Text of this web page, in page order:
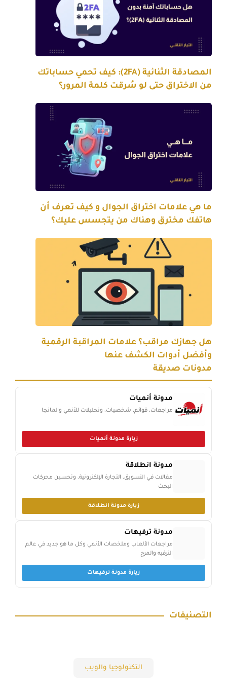
المصادقة الثنائية (2FA): كيف تحمي حساباتك
من الاختراق حتى لو سُرقت كلمة المرور؟
ما هي علامات اختراق الجوال و كيف تعرف أن
هاتفك مخترق وهناك من يتجسس عليك؟
هل جهازك مراقب؟ علامات المراقبة الرقمية
وأفضل أدوات الكشف عنها
مدونات صديقة
مدونة أنميات
مراجعات، قوائم، شخصيات، وتحليلات للأنمي والمانجا
زيارة مدونة أنميات
مدونة انطلاقة
مقالات في التسويق، التجارة الإلكترونية، وتحسين محركات
البحث
زيارة مدونة انطلاقة
مدونة ترفيهات
مراجعات الألعاب وملخصات الأنمي وكل ما هو جديد في عالم
الترفيه والمرح
زيارة مدونة ترفيهات
التصنيفات
التكنولوجيا والويب